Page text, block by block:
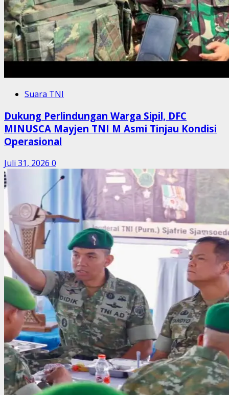
Suara TNI
Dukung Perlindungan Warga Sipil, DFC
MINUSCA Mayjen TNI M Asmi Tinjau Kondisi
Operasional
Juli 31, 2026 0